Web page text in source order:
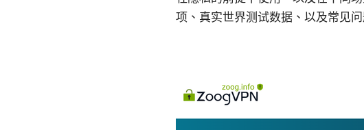
项、真实世界测试数据、以及常见